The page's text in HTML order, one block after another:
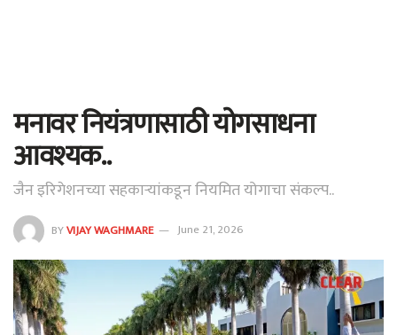
मनावर नियंत्रणासाठी योगसाधना
आवश्यक..
जैन इरिगेशनच्या सहकाऱ्यांकडून नियमित योगाचा संकल्प..
BYVIJAY WAGHMARE June 21, 2026